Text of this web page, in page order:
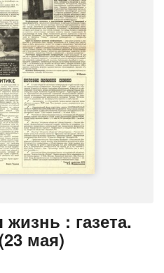
жизнь : газета.
мая)